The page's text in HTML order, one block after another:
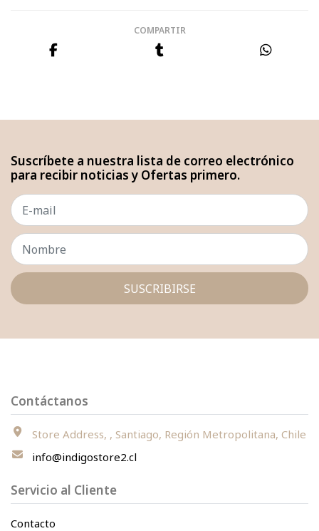
COMPARTIR
Suscríbete a nuestra lista de correo electrónico
para recibir noticias y Ofertas primero.
SUSCRIBIRSE
Contáctanos
Store Address, , Santiago, Región Metropolitana, Chile
info@indigostore2.cl
Servicio al Cliente
Contacto